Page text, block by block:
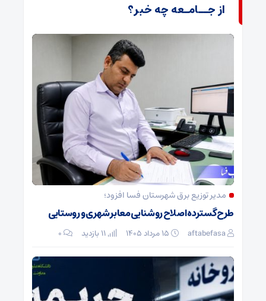
از جــامـعه چه خبر؟
مدیر توزیع برق شهرستان فسا افزود؛
طرح گسترده اصلاح روشنایی معابر شهری و روستایی
aftabefasa ۰